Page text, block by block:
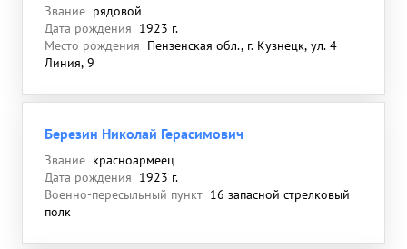
Звание рядовой
Дата рождения 1923 г.
Место рождения Пензенская обл., г. Кузнецк, ул. 4
Линия, 9
Березин Николай Герасимович
Звание красноармеец
Дата рождения 1923 г.
Военно-пересыльный пункт 16 запасной стрелковый
полк